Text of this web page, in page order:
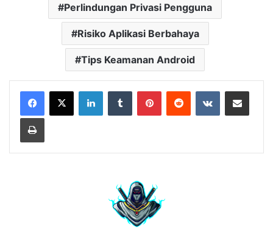
Perlindungan Privasi Pengguna
Risiko Aplikasi Berbahaya
Tips Keamanan Android
LinkedInTumblr PinterestReddit VKontakteShare via Email
Print